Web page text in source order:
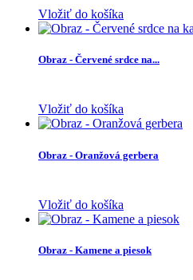
Vložiť do košíka
Obraz - Červené srdce na...
Vložiť do košíka
Obraz - Oranžová gerbera
Vložiť do košíka
Obraz - Kamene a piesok